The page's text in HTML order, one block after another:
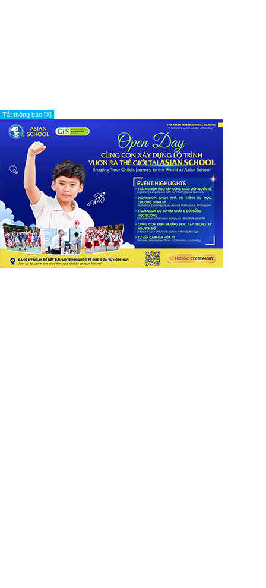
Tắt thông báo [X]